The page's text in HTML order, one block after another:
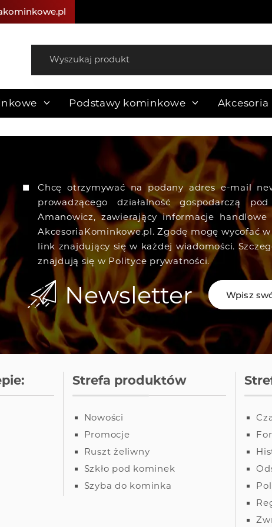
Podstawy kominkowe
Chcę otrzymywać na podany adres e-mail
prowadzącego działalność gospodarczą
Amanowicz, zawierający informacje
AkcesoriaKominkowe.pl. Zgodę mogę wycofać
link znajdujący się w każdej wiadomości.
znajdują się w Polityce prywatności.
Newsletter
Strefa produktów
Nowości
Promocje
Ruszt żeliwny
Szkło pod kominek
Szyba do kominka